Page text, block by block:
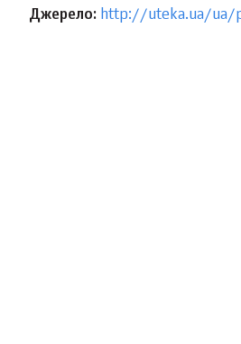
Джерело: http://uteka.ua/ua/